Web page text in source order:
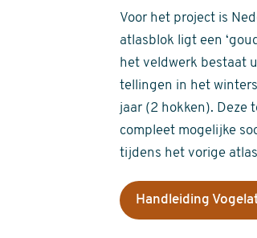
Voor het project is
atlasblok ligt een
het veldwerk bestaat
tellingen in het
jaar (2 hokken). Deze
compleet mogelijke
tijdens het vorige
Handleiding